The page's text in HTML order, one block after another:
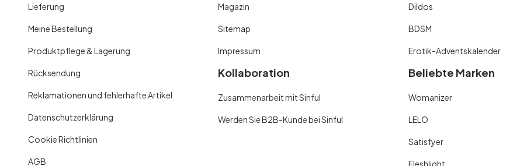
Lieferung
Meine Bestellung
Produktpflege & Lagerung
Rücksendung
Reklamationen und fehlerhafte Artikel
Datenschutzerklärung
Cookie Richtlinien
AGB
Magazin
Sitemap
Impressum
Kollaboration
Zusammenarbeit mit Sinful
Werden Sie B2B-Kunde bei Sinful
Dildos
BDSM
Erotik-Adventskalender
Beliebte Marken
Womanizer
LELO
Satisfyer
Fleshlight